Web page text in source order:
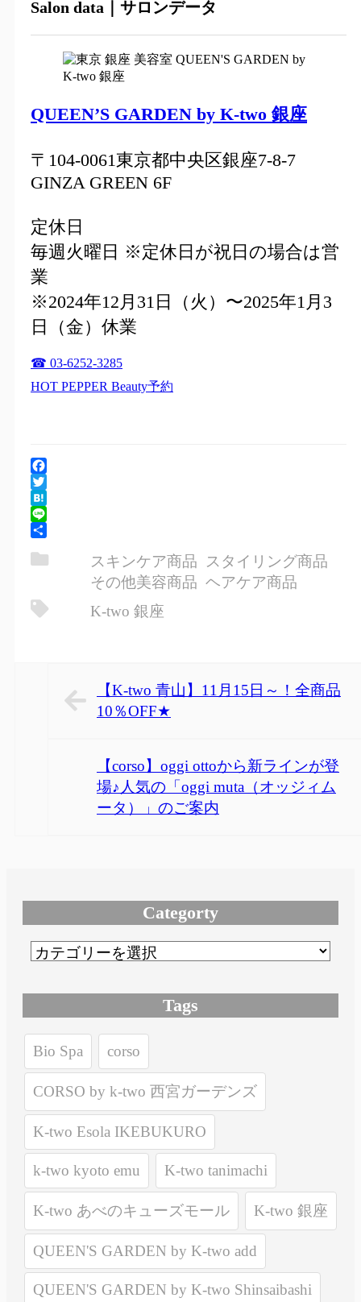
Salon data｜サロンデータ
QUEEN’S GARDEN by K-two 銀座
〒104-0061東京都中央区銀座7-8-7
GINZA GREEN 6F
定休日
毎週火曜日 ※定休日が祝日の場合は営
業
※2024年12月31日（火）〜2025年1月3
日（金）休業
☎ 03-6252-3285
HOT PEPPER Beauty予約
Facebook
Twitter
Hatena
Line
有
スキンケア商品
スタイリング商品
その他美容商品 ヘアケア商品
K-two 銀座
【K-two 青山】11月15日～！全商品
10％OFF★
【corso】oggi ottoから新ラインが登
場♪人気の「oggi muta（オッジィム
ータ）」のご案内
Categorty
Tags
Bio Spa corso
CORSO by k-two 西宮ガーデンズ
K-two Esola IKEBUKURO
k-two kyoto emu K-two tanimachi
K-two あべのキューズモール K-two 銀座
QUEEN'S GARDEN by K-two add
QUEEN'S GARDEN by K-two Shinsaibashi